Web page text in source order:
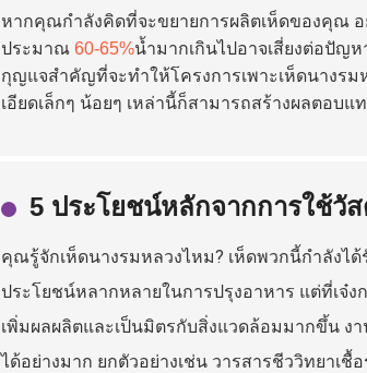
หากคุณกำลังคิดที่จะขยายการผลิตเห็ดของคุณ
ประมาณ 60-65%น้ำมากเกินไปอาจเสี่ยงต่อปัญ
กุญแจสำคัญที่จะทำให้โครงการเพาะเห็ดนางรม
เอียดเล็กๆ น้อยๆ เหล่านี้ก็สามารถสร้างผลตอบแ
5 ประโยชน์หลักจากการใช้วั
คุณรู้จักเห็ดนางรมหลวงไหม? เห็ดพวกนี้กำลังไ
ประโยชน์หลากหลายในการปรุงอาหาร แต่ที่เจ๋
เพิ่มผลผลิตและเป็นมิตรกับสิ่งแวดล้อมมากขึ้น ง
ได้อย่างมาก ยกตัวอย่างเช่น วารสารชีววิทยาเชื้